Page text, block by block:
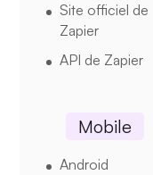
Site officiel de
Zapier
API de Zapier
Mobile
Android